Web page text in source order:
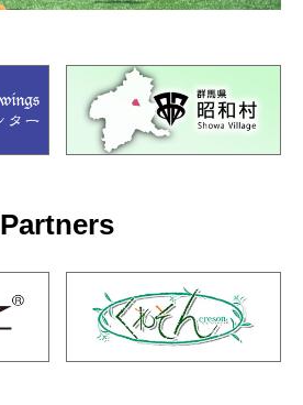
Partners